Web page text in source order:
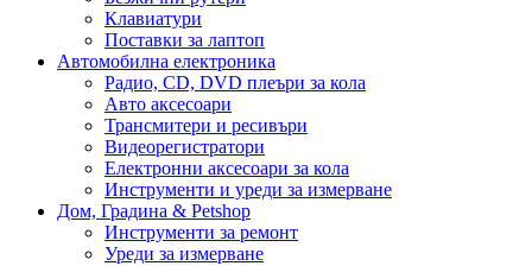
Клавиатури
Поставки за лаптоп
Автомобилна електроника
Радио, CD, DVD плеъри за кола
Авто аксесоари
Трансмитери и ресивъри
Видеорегистратори
Електронни аксесоари за кола
Инструменти и уреди за измерване
Дом, Градина & Petshop
Инструменти за ремонт
Уреди за измерване